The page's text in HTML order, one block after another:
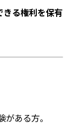
きる権利を保有
ある方。